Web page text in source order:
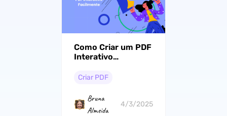
Como Criar um PDF
Interativo
Guia Completo
Criar PDF
Bruna
Almeida
4/3/2025